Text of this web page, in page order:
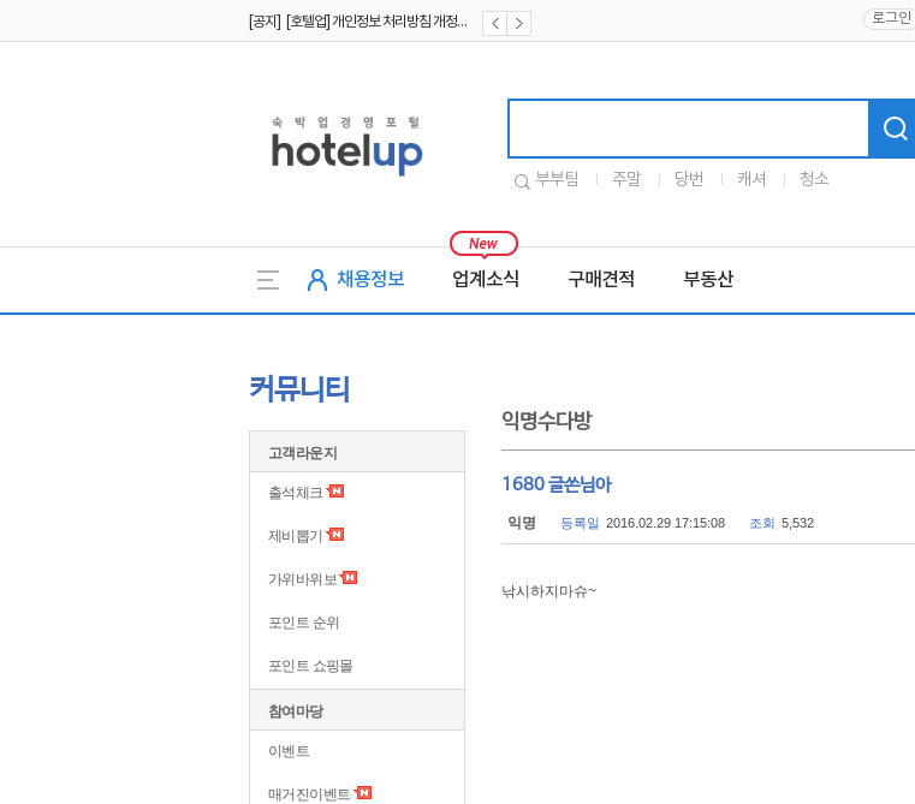
[공지] [호텔업] 개인정보 처리방침 개정본1 (19.09.02) 로그인
부부팀 주말 당번 캐셔 청소
채용정보 업계소식 구매견적 부동산
커뮤니티
고객라운지
출석체크
제비뽑기
가위바위보
포인트 순위
포인트 쇼핑몰
참여마당
이벤트
매거진이벤트
익명수다방
1680 글쓴님아
익명 등록일 2016.02.29 17:15:08 조회 5,532
낚시하지마슈~